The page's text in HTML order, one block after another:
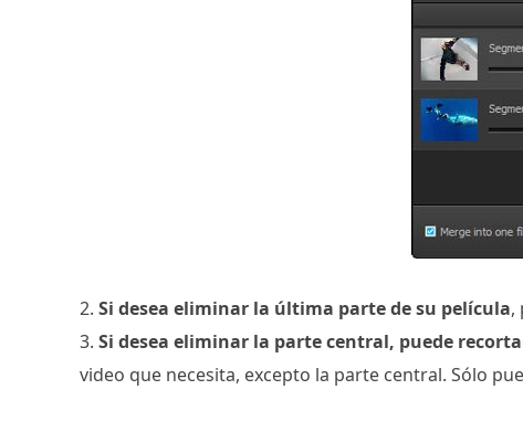
2. Si desea eliminar la última parte de su película,
3. Si desea eliminar la parte central, puede
video que necesita, excepto la parte central. Sólo